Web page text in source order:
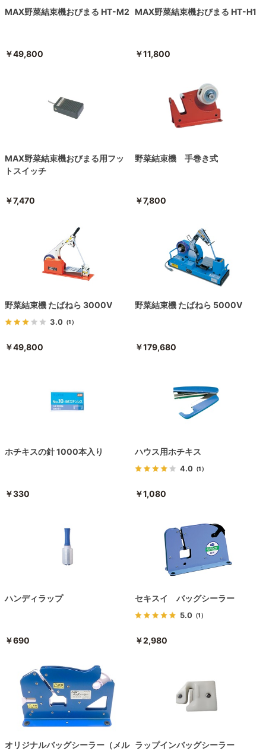
MAX野菜結束機おびまる HT-M2
￥49,800
MAX野菜結束機おびまる HT-H1
￥11,800
MAX野菜結束機おびまる用フッ
トスイッチ
￥7,470
野菜結束機 手巻き式
￥7,800
野菜結束機 たばねら 3000V
3.0 （1）
￥49,800
野菜結束機 たばねら 5000V
￥179,680
ホチキスの針 1000本入り
￥330
ハウス用ホチキス
4.0 （1）
￥1,080
ハンディラップ
￥690
セキスイ バッグシーラー
5.0 （1）
￥2,980
オリジナルバッグシーラー（メル ラップインバッグシーラー